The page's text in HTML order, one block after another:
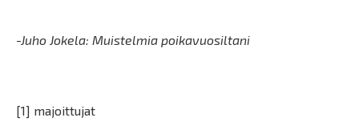
-Juho Jokela: Muistelmia poikavuosiltani
[1] majoittujat